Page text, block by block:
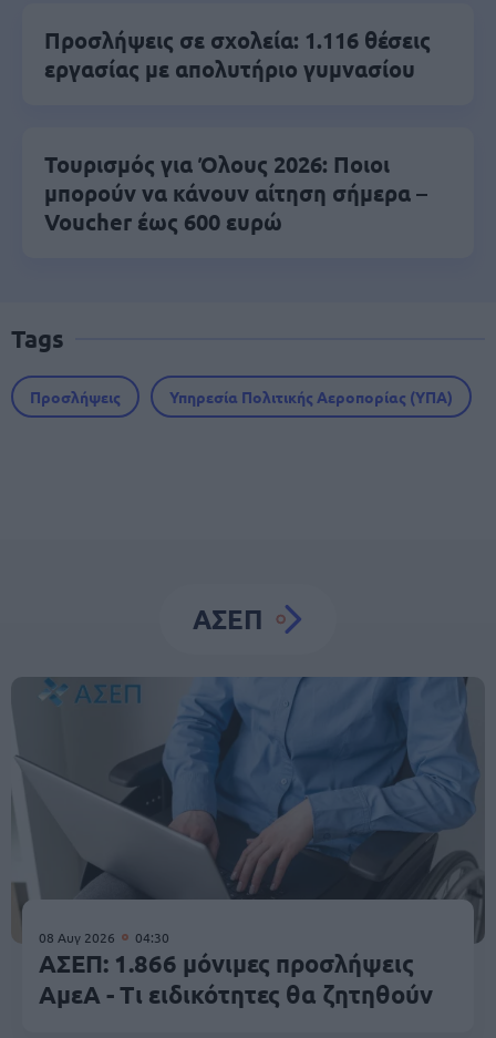
Προσλήψεις σε σχολεία: 1.116 θέσεις
εργασίας με απολυτήριο γυμνασίου
Τουρισμός για Όλους 2026: Ποιοι
μπορούν να κάνουν αίτηση σήμερα –
Voucher έως 600 ευρώ
Tags
Προσλήψεις Υπηρεσία Πολιτικής Αεροπορίας (ΥΠΑ)
ΑΣΕΠ
08 Αυγ 2026 04:30
ΑΣΕΠ: 1.866 μόνιμες προσλήψεις
ΑμεΑ - Τι ειδικότητες θα ζητηθούν